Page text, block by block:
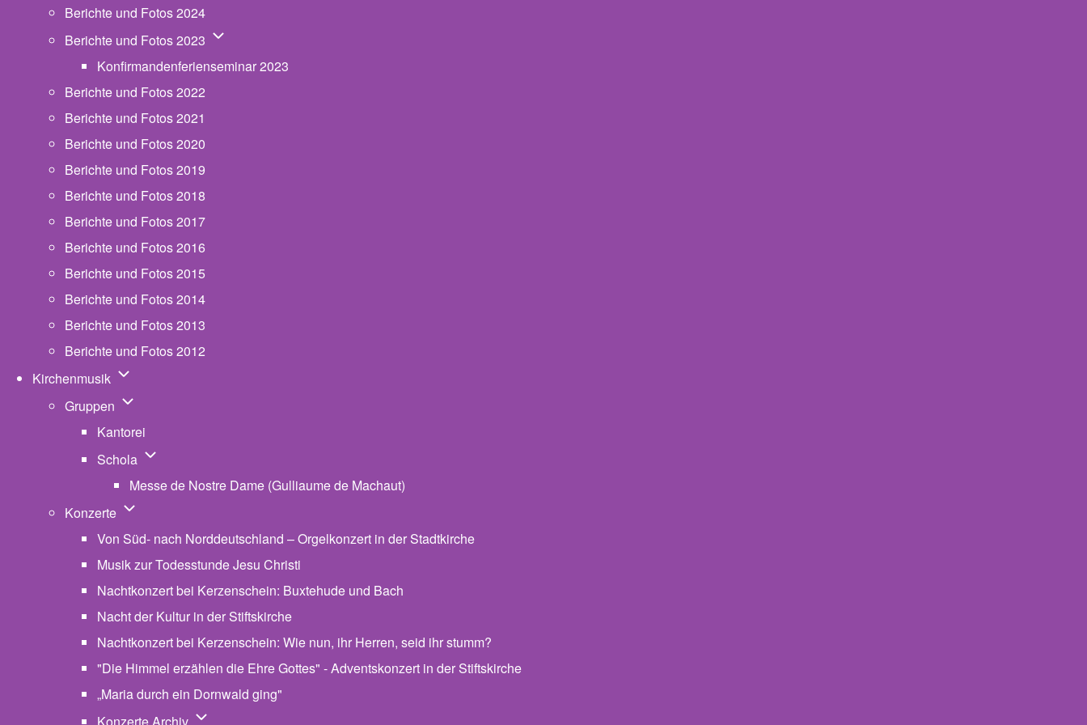
Berichte und Fotos 2024
Berichte und Fotos 2023 Unternavigation von Berichte und Fotos 2023
Konfirmandenferienseminar 2023
Berichte und Fotos 2022
Berichte und Fotos 2021
Berichte und Fotos 2020
Berichte und Fotos 2019
Berichte und Fotos 2018
Berichte und Fotos 2017
Berichte und Fotos 2016
Berichte und Fotos 2015
Berichte und Fotos 2014
Berichte und Fotos 2013
Berichte und Fotos 2012
Kirchenmusik Unternavigation von Kirchenmusik
Gruppen Unternavigation von Gruppen
Kantorei
Schola Unternavigation von Schola
Messe de Nostre Dame (Gulliaume de Machaut)
Konzerte Unternavigation von Konzerte
Von Süd- nach Norddeutschland – Orgelkonzert in der Stadtkirche
Musik zur Todesstunde Jesu Christi
Nachtkonzert bei Kerzenschein: Buxtehude und Bach
Nacht der Kultur in der Stiftskirche
Nachtkonzert bei Kerzenschein: Wie nun, ihr Herren, seid ihr stumm?
"Die Himmel erzählen die Ehre Gottes" - Adventskonzert in der Stiftskirche
„Maria durch ein Dornwald ging"
Unternavigation von Konzerte Archiv